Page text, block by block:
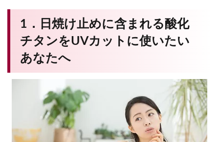
1．日焼け止めに含まれる酸化
チタンをUVカットに使いたい
あなたへ